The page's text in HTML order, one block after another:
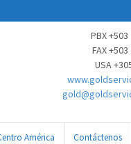
PBX
FAX
USA
América Contáctenos